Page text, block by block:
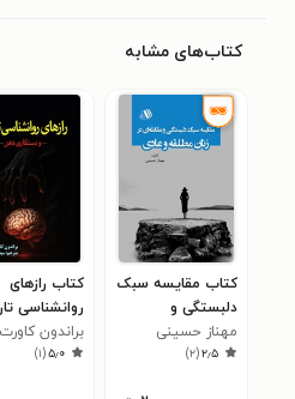
کتاب‌های مشابه
کتاب مقایسه سبک
دلبستگی و
مقابله‌ای در زنان
مطلقه و عادی
مهناز حسینی
۲٫۵(۲)
کتاب رازهای
روانشناسی
دستکاری ذهن
براندون کاورت
۵٫۰(۱)